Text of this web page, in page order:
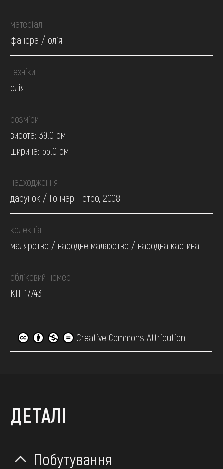
матеріал
фанера / олія
техніки
олія
розміри
висота: 39.0 см
ширина: 55.0 см
надходження
дарунок / Гончар Петро, 2008
колекція
малярство / народне малярство / народна картина
обліковий номер
КН-17743
Creative Commons Attribution
ДЕТАЛІ
Побутування